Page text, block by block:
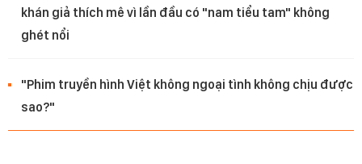
khán giả thích mê vì lần đầu có "nam tiểu tam" không
ghét nổi
"Phim truyền hình Việt không ngoại tình không chịu được
sao?"